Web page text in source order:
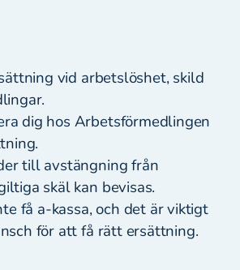
vid arbetslöshet, skild
dig hos Arbetsförmedlingen
till avstängning från
skäl kan bevisas.
få a-kassa, och det är viktigt
för att få rätt ersättning.